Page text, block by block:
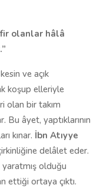
olanlar hâlâ
ve açık
koşup elleriyle
olan bir takım
âyet, yaptıklarının
kınar. İbn Atıyye
delâlet eder.
olduğu
ettiği ortaya çıktı.